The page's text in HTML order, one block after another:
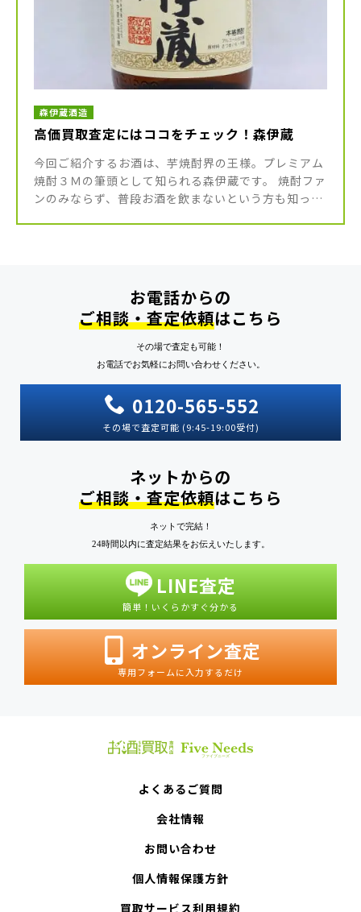
森伊蔵酒造
高価買取査定にはココをチェック！森伊蔵
今回ご紹介するお酒は、芋焼酎界の王様。プレミアム
焼酎３Ｍの筆頭として知られる森伊蔵です。 焼酎ファ
ンのみならず、普段お酒を飲まないという方も知って
お電話からの
ご相談・査定依頼はこちら
その場で査定も可能！
お電話でお気軽にお問い合わせください。
0120-565-552
その場で査定可能 (9:45-19:00受付)
ネットからの
ご相談・査定依頼はこちら
ネットで完結！
24時間以内に査定結果をお伝えいたします。
LINE査定
簡単！いくらかすぐ分かる
オンライン査定
専用フォームに入力するだけ
よくあるご質問
会社情報
お問い合わせ
個人情報保護方針
買取サービス利用規約